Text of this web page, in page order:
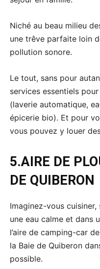
Niché au beau milieu
une trêve parfaite loin
pollution sonore.
Le tout, sans pour
services essentiels
(laverie automatique,
épicerie bio). Et pour
vous pouvez y louer
5.AIRE DE
DE QUIBERON
Imaginez-vous
une eau calme et dans
l’aire de camping-car
la Baie de Quiberon
possible.